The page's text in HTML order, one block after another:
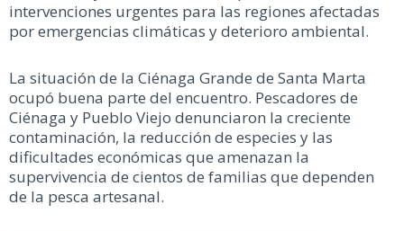
intervenciones urgentes para las regiones afectadas
por emergencias climáticas y deterioro ambiental.
La situación de la Ciénaga Grande de Santa Marta
ocupó buena parte del encuentro. Pescadores de
Ciénaga y Pueblo Viejo denunciaron la creciente
contaminación, la reducción de especies y las
dificultades económicas que amenazan la
supervivencia de cientos de familias que dependen
de la pesca artesanal.